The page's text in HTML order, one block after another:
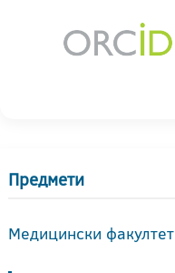
Предмети
Медицински факултет